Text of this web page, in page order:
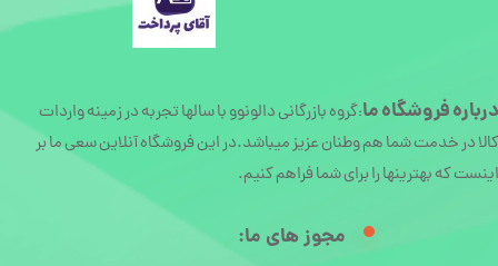
دربارهفروشگاه ما:گروه بازرگانی دالونوو با سالها تجربه در زمینه واردات
کالا در خدمت شما هم وطنان عزیز میباشد.در این فروشگاه آنلاین سعی ما بر
اینست که بهترینها را برای شما فراهم کنیم.
مجوز های ما:​